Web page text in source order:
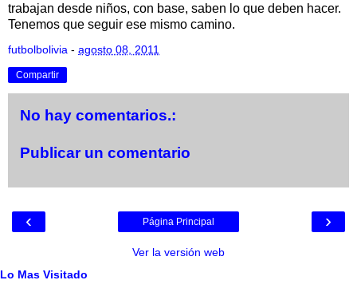
trabajan desde niños, con base, saben lo que deben hacer.
Tenemos que seguir ese mismo camino.
futbolbolivia - agosto 08, 2011
Compartir
No hay comentarios.:
Publicar un comentario
‹ ›
Página Principal
Ver la versión web
Lo Mas Visitado